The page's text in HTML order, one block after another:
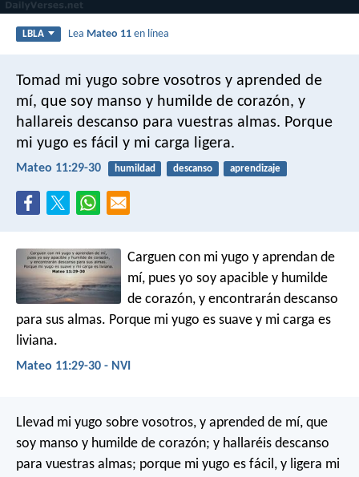
LBLA Lea Mateo 11 en línea
Tomad mi yugo sobre vosotros y aprended de
mí, que soy manso y humilde de corazón, y
hallareis descanso para vuestras almas. Porque
mi yugo es fácil y mi carga ligera.
Mateo 11:29-30 humildad descanso aprendizaje
Carguen con mi yugo y aprendan de
mí, pues yo soy apacible y humilde
de corazón, y encontrarán descanso
para sus almas. Porque mi yugo es suave y mi carga es
liviana.
Mateo 11:29-30 - NVI
Llevad mi yugo sobre vosotros, y aprended de mí, que
soy manso y humilde de corazón; y hallaréis descanso
para vuestras almas; porque mi yugo es fácil, y ligera mi